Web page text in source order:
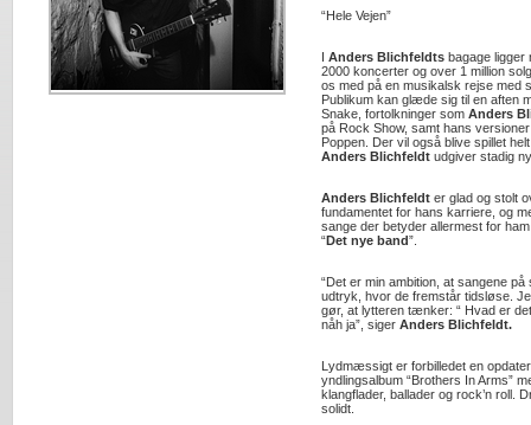
“Hele Vejen”
I Anders Blichfeldts bagage ligger
2000 koncerter og over 1 million
os med på en musikalsk rejse med
Publikum kan glæde sig til en aften
Snake, fortolkninger som Anders
på Rock Show, samt hans
Poppen. Der vil også blive spillet
Anders Blichfeldt udgiver stadig
Anders Blichfeldt er glad og stolt
fundamentet for hans karriere, og
sange der betyder allermest for
“Det nye band”.
“Det er min ambition, at sangene
udtryk, hvor de fremstår tidsløse.
gør, at lytteren tænker: “ Hvad er
nåh ja”, siger Anders Blichfeldt.
Lydmæssigt er forbilledet en
yndlingsalbum “Brothers In Arms”
klangflader, ballader og rock’n roll.
solidt.